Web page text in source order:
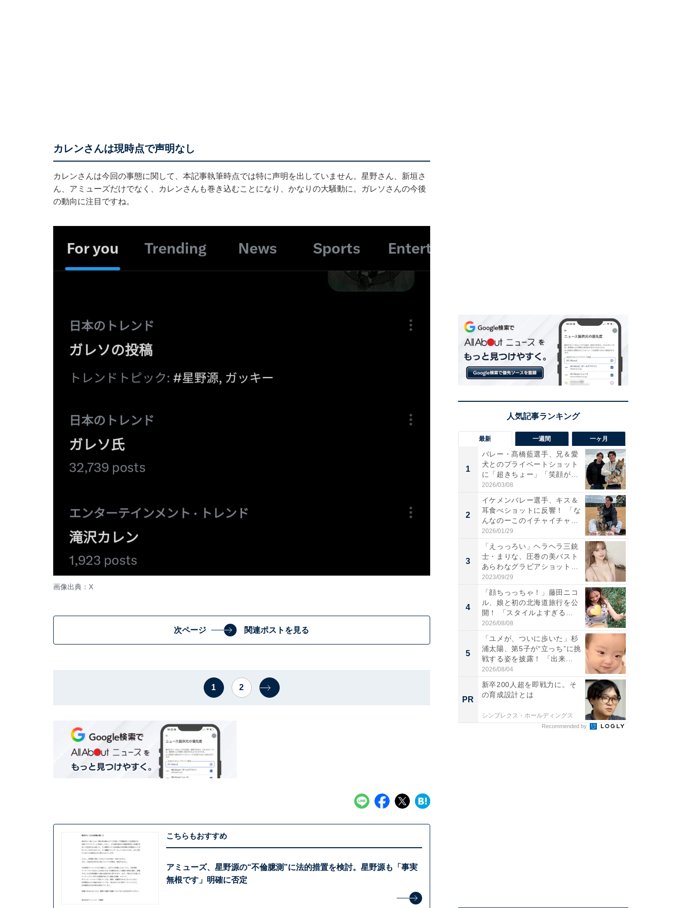
カレンさんは現時点で声明なし
カレンさんは今回の事態に関して、本記事執筆時点では特に声明を出していません。星野さん、新垣さ
ん、アミューズだけでなく、カレンさんも巻き込むことになり、かなりの大騒動に。ガレソさんの今後
の動向に注目ですね。
画像出典：X
次ページ 関連ポストを見る
1 2
こちらもおすすめ
アミューズ、星野源の“不倫臆測”に法的措置を検討。星野源も「事実
無根です」明確に否定
最新 一週間 一ヶ月
1
バレー・髙橋藍選手、兄＆愛
犬とのプライベートショット
に「超きちょー」「笑顔が見
れ...
2026/03/08
2
イケメンバレー選手、キス＆
耳食べショットに反響！ 「な
んなのーこのイチャイチャ
感...
2026/01/29
3
「えっっろい」ヘラヘラ三銃
士・まりな、圧巻の美バスト
あらわなグラビアショット公
開...
2023/09/29
4
「顔ちっっちゃ！」藤田ニコ
ル、娘と初の北海道旅行を公
開！ 「スタイルよすぎる
よ〜...
2026/08/08
5
「ユメが、ついに歩いた」杉
浦太陽、第5子が“立っち”に挑
戦する姿を披露！ 「出来...
2026/08/04
PR
新卒200人超を即戦力に。そ
の育成設計とは
シンプレクス・ホールディングス
Recommended by